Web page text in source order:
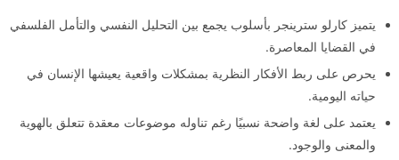
يتميز كارلو سترينجر بأسلوب يجمع بين التحليل النفسي والتأمل الفلسفي
في القضايا المعاصرة.
يحرص على ربط الأفكار النظرية بمشكلات واقعية يعيشها الإنسان في
حياته اليومية.
يعتمد على لغة واضحة نسبيًا رغم تناوله موضوعات معقدة تتعلق بالهوية
والمعنى والوجود.